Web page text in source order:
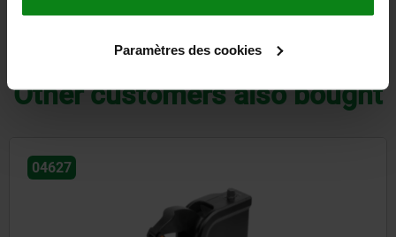
Paramètres des cookies
Other customers also bought
04371